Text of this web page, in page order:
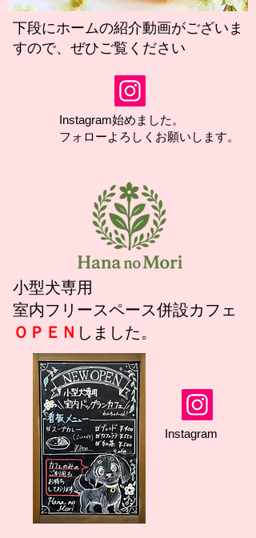
下段にホームの紹介動画がございま
すので、ぜひご覧 ください
​Instagram始めました。
フォローよろしくお願いします。
小型犬専用
室内フリースペース併設カフェ
ＯＰＥＮ ​しました。
​Instagram